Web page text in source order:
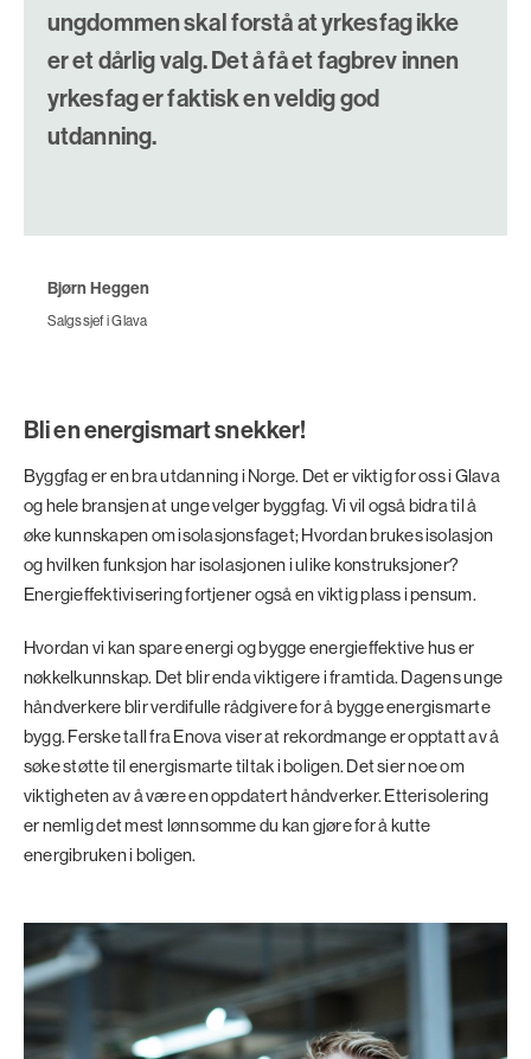
ungdommen skal forstå at yrkesfag ikke
er et dårlig valg. Det å få et fagbrev innen
yrkesfag er faktisk en veldig god
utdanning.
Bjørn Heggen
Salgssjef i Glava
Bli en energismart snekker!
Byggfag er en bra utdanning i Norge. Det er viktig for oss i Glava
og hele bransjen at unge velger byggfag. Vi vil også bidra til å
øke kunnskapen om isolasjonsfaget; Hvordan brukes isolasjon
og hvilken funksjon har isolasjonen i ulike konstruksjoner?
Energieffektivisering fortjener også en viktig plass i pensum.
Hvordan vi kan spare energi og bygge energieffektive hus er
nøkkelkunnskap. Det blir enda viktigere i framtida. Dagens unge
håndverkere blir verdifulle rådgivere for å bygge energismarte
bygg. Ferske tall fra Enova viser at rekordmange er opptatt av å
søke støtte til energismarte tiltak i boligen. Det sier noe om
viktigheten av å være en oppdatert håndverker. Etterisolering
er nemlig det mest lønnsomme du kan gjøre for å kutte
energibruken i boligen.